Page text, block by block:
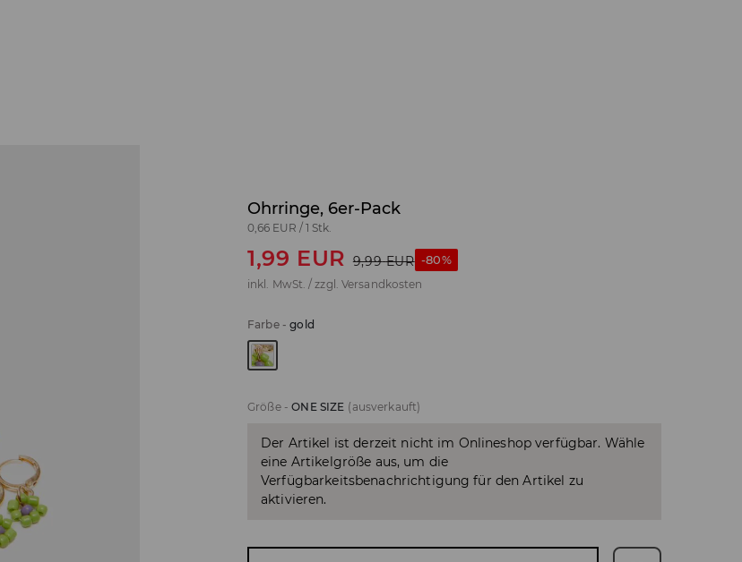
Ohrringe, 6er-Pack
0,66 EUR / 1 Stk.
1,99 EUR 9,99 EUR -80%
inkl. MwSt. / zzgl. Versandkosten
Farbe-gold
Größe-ONE SIZE (ausverkauft)
Der Artikel ist derzeit nicht im Onlineshop verfügbar. Wähle
eine Artikelgröße aus, um die
Verfügbarkeitsbenachrichtigung für den Artikel zu
aktivieren.